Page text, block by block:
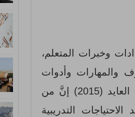
وخبرات المتعلم،
والمهارات وأدوات
التقييم؛ لتتلاءم مع قُدُرات واحتياجات المتعلم. تقول العايد (2015) إنَّ من
التدريبية